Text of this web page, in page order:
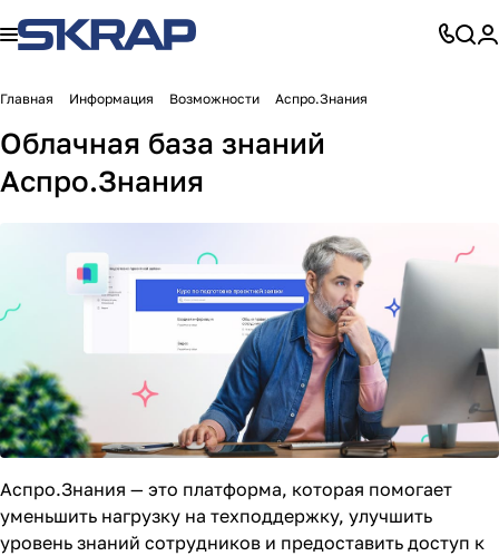
Главная Информация Возможности Аспро.Знания
Облачная база знаний
Аспро.Знания
Аспро.Знания — это платформа, которая помогает
уменьшить нагрузку на техподдержку, улучшить
уровень знаний сотрудников и предоставить доступ к